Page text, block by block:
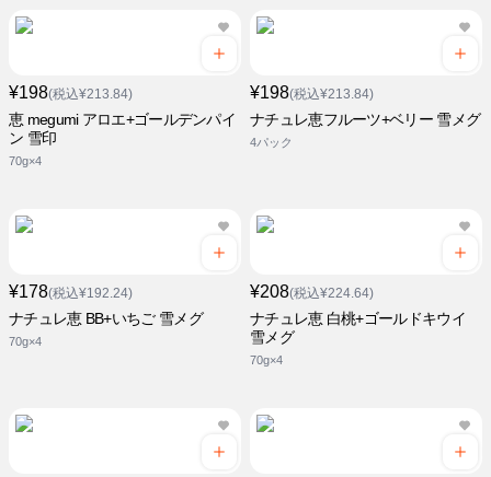
¥198(税込¥213.84)
恵 megumi アロエ+ゴールデンパイ
ン 雪印
70g×4
¥198(税込¥213.84)
ナチュレ恵フルーツ+ベリー 雪メグ
4パック
¥178(税込¥192.24)
ナチュレ恵 BB+いちご 雪メグ
70g×4
¥208(税込¥224.64)
ナチュレ恵 白桃+ゴールドキウイ
雪メグ
70g×4